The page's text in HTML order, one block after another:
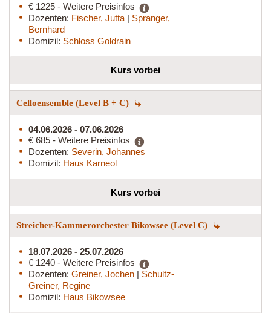
€ 1225 - Weitere Preisinfos
Dozenten: Fischer, Jutta | Spranger,
Bernhard
Domizil: Schloss Goldrain
Kurs vorbei
Celloensemble (Level B + C)
04.06.2026 - 07.06.2026
€ 685 - Weitere Preisinfos
Dozenten: Severin, Johannes
Domizil: Haus Karneol
Kurs vorbei
Streicher-Kammerorchester Bikowsee (Level C)
18.07.2026 - 25.07.2026
€ 1240 - Weitere Preisinfos
Dozenten: Greiner, Jochen | Schultz-
Greiner, Regine
Domizil: Haus Bikowsee